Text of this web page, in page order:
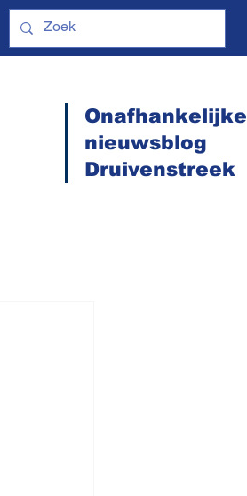
Onafhankelijke
nieuwsblog
Druivenstreek